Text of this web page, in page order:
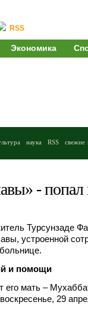
RSS
Экономика
наука RSS свежие
-
Турсунзаде
устроенной
и помощи
его мать –
29